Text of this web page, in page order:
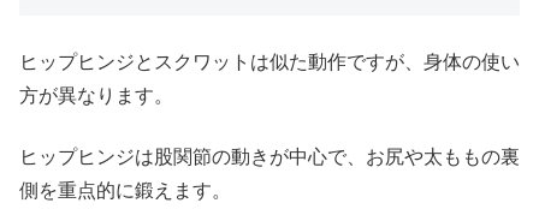
ヒップヒンジとスクワットは似た動作ですが、身体の使い
方が異なります。
ヒップヒンジは股関節の動きが中心で、お尻や太ももの裏
側を重点的に鍛えます。